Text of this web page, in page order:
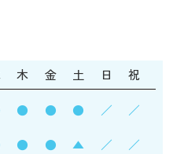
木 金 土 日 祝
● ● ● ／ ／
● ● ▲ ／ ／